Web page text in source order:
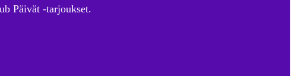
Päivät -tarjoukset.